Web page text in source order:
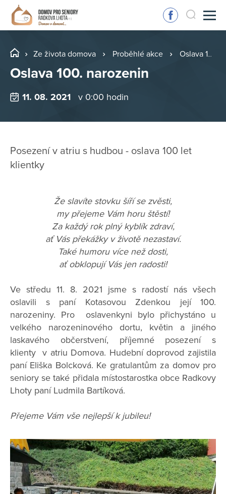
Ze života domova Proběhlé akce Oslava 100. narozenin
Oslava 100. narozenin
11. 08. 2021 v 0:00 hodin
Posezení v atriu s hudbou - oslava 100 let
klientky
Že slavíte stovku šíří se zvěsti,
my přejeme Vám horu štěstí!
Za každý rok plný kyblík zdraví,
ať Vás překážky v životě nezastaví.
Také humoru více než dosti,
ať obklopují Vás jen radosti!
Ve středu 11. 8. 2021 jsme s radostí nás všech
oslavili s paní Kotasovou Zdenkou její 100.
narozeniny. Pro oslavenkyni bylo přichystáno u
velkého narozeninového dortu, květin a jiného
laskavého občerstvení, příjemné posezení s
klienty v atriu Domova. Hudební doprovod zajistila
paní Eliška Bolcková. Ke gratulantům za domov pro
seniory se také přidala místostarostka obce Radkovy
Lhoty paní Ludmila Bartíková.
Přejeme Vám vše nejlepší k jubileu!